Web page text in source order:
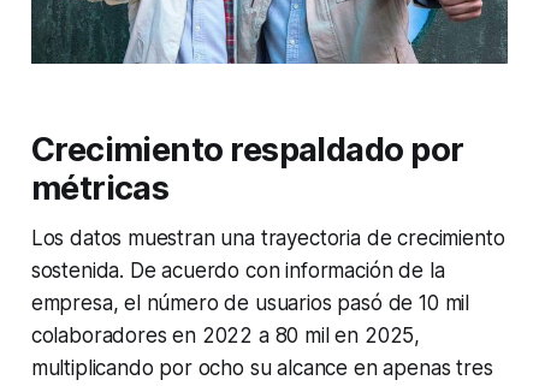
Crecimiento respaldado por
métricas
Los datos muestran una trayectoria de crecimiento
sostenida. De acuerdo con información de la
empresa, el número de usuarios pasó de 10 mil
colaboradores en 2022 a 80 mil en 2025,
multiplicando por ocho su alcance en apenas tres